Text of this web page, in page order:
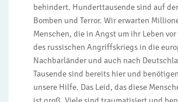
behindert. Hunderttausende sind auf
Bomben und Terror. Wir erwarten
Menschen, die in Angst um ihr Leben
des russischen Angriffskriegs in die
Nachbarländer und auch nach
Tausende sind bereits hier und
unsere Hilfe. Das Leid, das diese